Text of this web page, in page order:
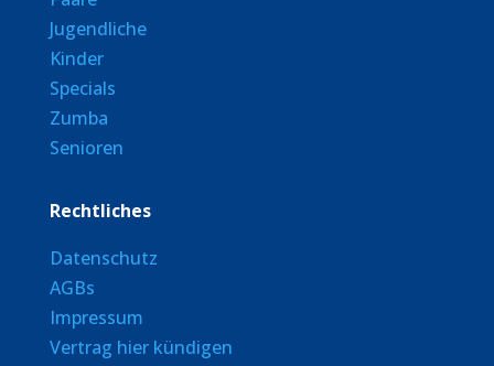
Jugendliche
Kinder
Specials
Zumba
Senioren
Rechtliches
Datenschutz
AGBs
Impressum
Vertrag hier kündigen